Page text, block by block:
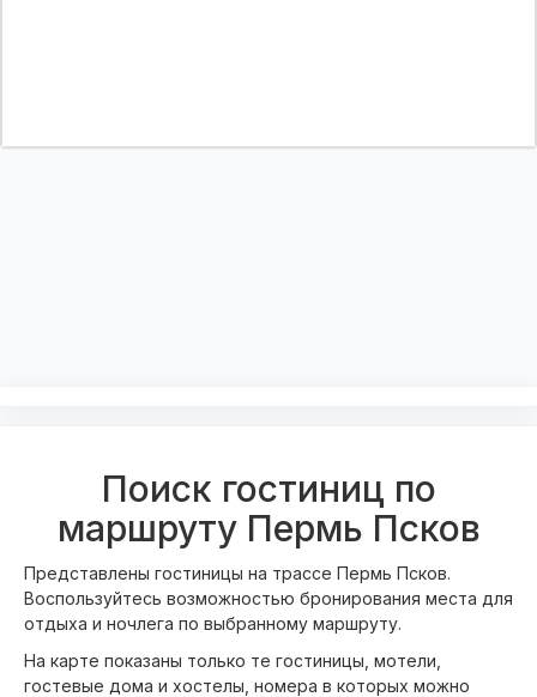
Поиск гостиниц по
маршруту Пермь Псков
Представлены гостиницы на трассе Пермь Псков.
Воспользуйтесь возможностью бронирования места для
отдыха и ночлега по выбранному маршруту.
На карте показаны только те гостиницы, мотели,
гостевые дома и хостелы, номера в которых можно